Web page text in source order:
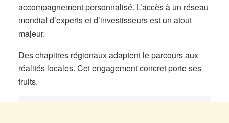
accompagnement personnalisé. L’accès à un réseau
mondial d’experts et d’investisseurs est un atout
majeur.
Des chapitres régionaux adaptent le parcours aux
réalités locales. Cet engagement concret porte ses
fruits.